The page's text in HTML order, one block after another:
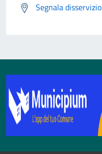
Segnala disservizio